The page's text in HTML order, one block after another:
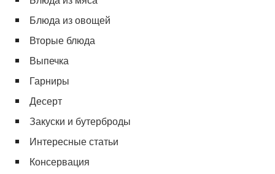
Блюда из овощей
Вторые блюда
Выпечка
Гарниры
Десерт
Закуски и бутерброды
Интересные статьи
Консервация